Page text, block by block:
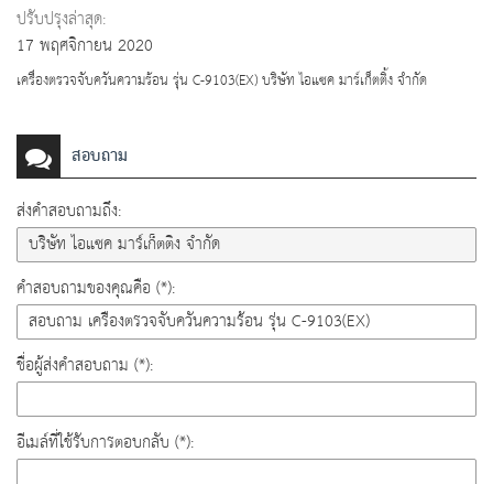
ปรับปรุงล่าสุด:
17 พฤศจิกายน 2020
เครื่องตรวจจับควันความร้อน รุ่น C-9103(EX) บริษัท ไอแซค มาร์เก็ตติ้ง จำกัด
สอบถาม
ส่งคำสอบถามถึง:
คำสอบถามของคุณคือ (*):
ชื่อผู้ส่งคำสอบถาม (*):
อีเมล์ที่ใช้รับการตอบกลับ (*):